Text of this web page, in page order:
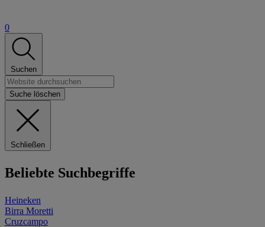
0
Suchen
Suche löschen
Schließen
Beliebte Suchbegriffe
Heineken
Birra Moretti
Cruzcampo